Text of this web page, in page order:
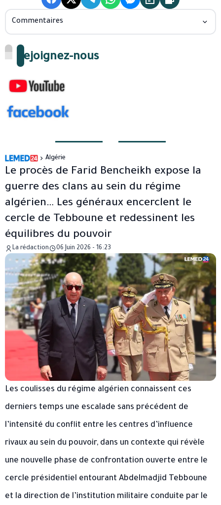
Commentaires
Rejoignez-nous
Algérie
Le procès de Farid Bencheikh expose la
guerre des clans au sein du régime
algérien… Les généraux encerclent le
cercle de Tebboune et redessinent les
équilibres du pouvoir
La rédaction 06 Juin 2026 - 16:23
Les coulisses du régime algérien connaissent ces
derniers temps une escalade sans précédent de
l’intensité du conflit entre les centres d’influence
rivaux au sein du pouvoir, dans un contexte qui révèle
une nouvelle phase de confrontation ouverte entre le
cercle présidentiel entourant Abdelmadjid Tebboune
et la direction de l’institution militaire conduite par le